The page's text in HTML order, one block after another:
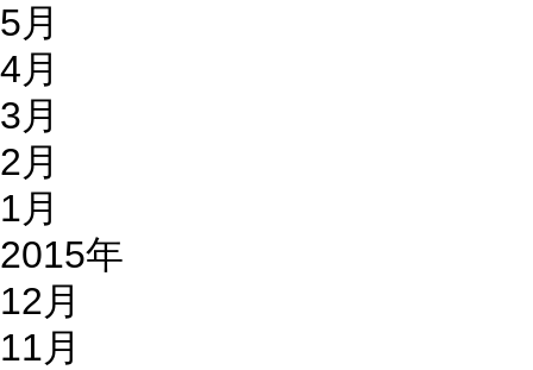
5月
4月
3月
2月
1月
2015年
12月
11月